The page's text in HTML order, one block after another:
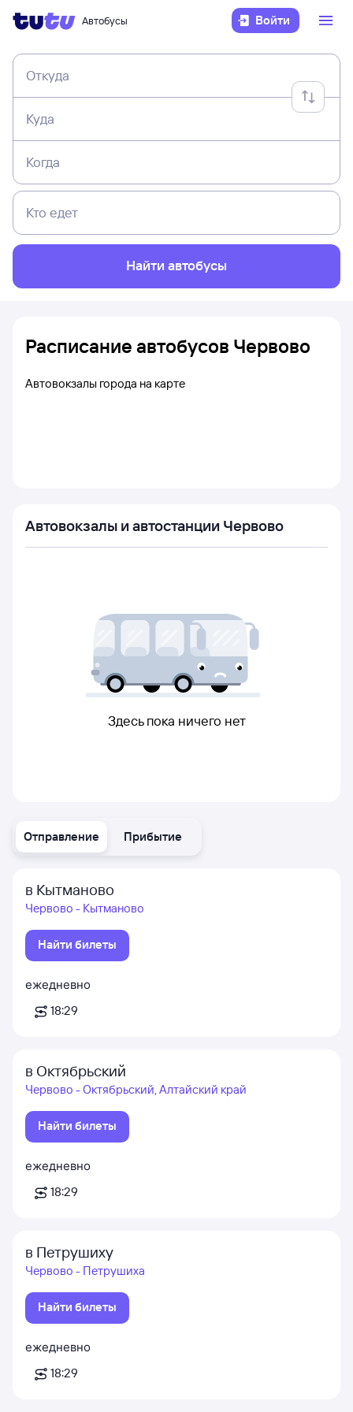
Автобусы Войти
Откуда
Куда
Когда
Кто едет
Найти автобусы
Отправление Прибытие
в Кытманово
Червово - Кытманово
Найти билеты
ежедневно
18:29
в Октябрьский
Червово - Октябрьский, Алтайский край
Найти билеты
ежедневно
18:29
в Петрушиху
Червово - Петрушиха
Найти билеты
ежедневно
18:29
Расписание автобусов Червово
Автовокзалы города на карте
Автовокзалы и автостанции Червово
Здесь пока ничего нет